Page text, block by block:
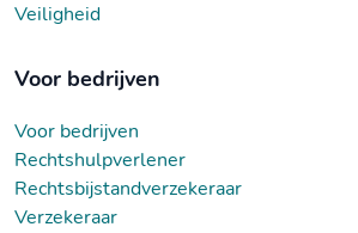
Veiligheid
Voor bedrijven
Voor bedrijven
Rechtshulpverlener
Rechtsbijstandverzekeraar
Verzekeraar